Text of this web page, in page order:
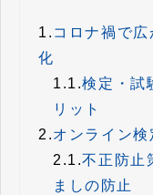
1. コロナ禍で
化
1.1.検定・試
リット
2.オンライン検
2.1.不正防止
ましの防止